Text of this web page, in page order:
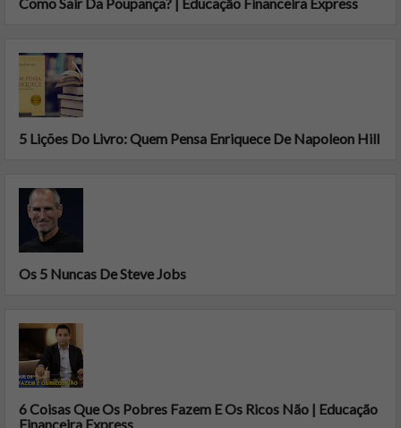
5 Lições Do Livro: Quem Pensa Enriquece De Napoleon Hill
Os 5 Nuncas De Steve Jobs
6 Coisas Que Os Pobres Fazem E Os Ricos Não | Educação
Financeira Express